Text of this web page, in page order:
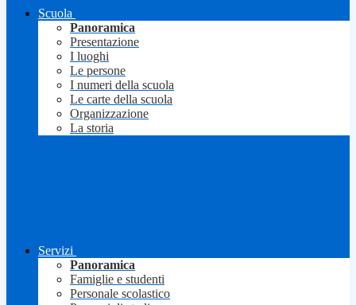
Scuola
Panoramica
Presentazione
I luoghi
Le persone
I numeri della scuola
Le carte della scuola
Organizzazione
La storia
Servizi
Panoramica
Famiglie e studenti
Personale scolastico